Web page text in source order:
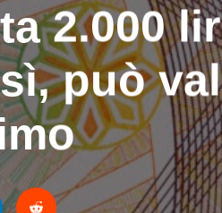
2.000
può